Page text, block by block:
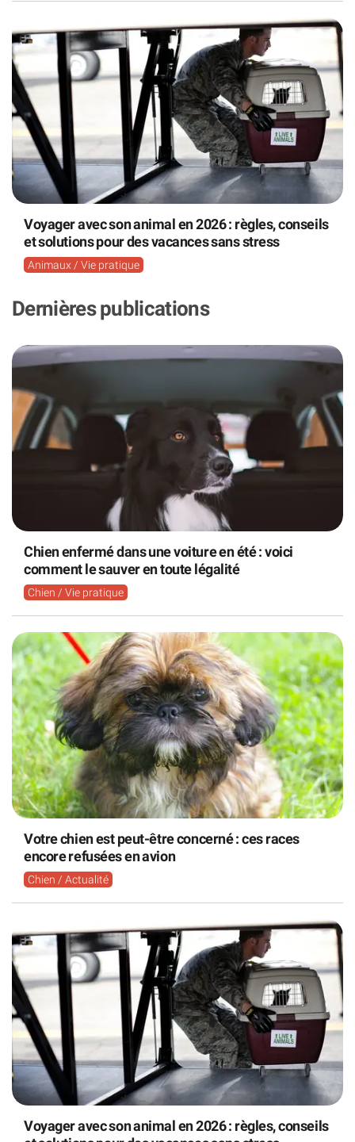
Voyager avec son animal en 2026 : règles, conseils
et solutions pour des vacances sans stress
Animaux / Vie pratique
Dernières publications
Chien enfermé dans une voiture en été : voici
comment le sauver en toute légalité
Chien / Vie pratique
Votre chien est peut-être concerné : ces races
encore refusées en avion
Chien / Actualité
Voyager avec son animal en 2026 : règles, conseils